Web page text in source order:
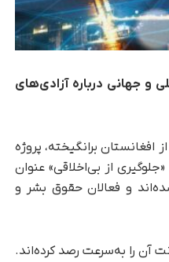
و جهانی درباره آزادی‌های
برانگیخته، پروژه
از بی‌اخلاقی» عنوان
و فعالان حقوق بشر و
آن را به‌سرعت رصد کرده‌اند.